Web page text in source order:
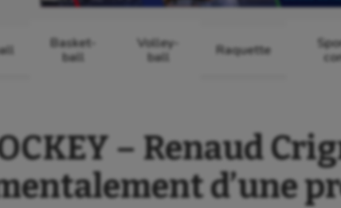
Basket-
ball
Volley-
ball
Raquette
– Renaud
d’une